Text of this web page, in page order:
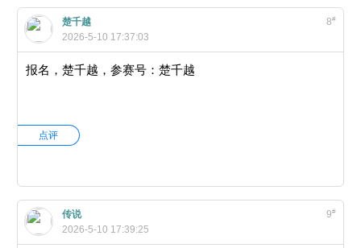
8#
楚千越
2026-5-10 17:37:03
报名，楚千越，参赛号：楚千越
点评
9#
传说
2026-5-10 17:39:25